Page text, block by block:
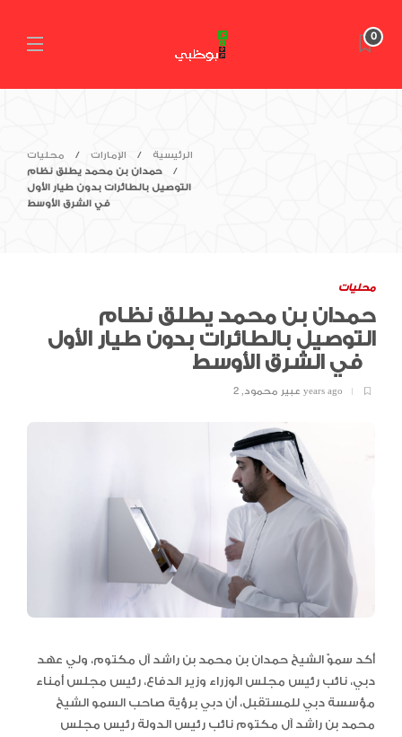
0
الرئيسية الإمارات
محليات
حمدان بن محمد يطلق نظام
التوصيل بالطائرات بدون طيار الأول
في الشرق الأوسط
محليات
حمدان بن محمد يطلق نظام
التوصيل بالطائرات بدون طيار الأول
في الشرق الأوسط
عبير محمود, 2 years ago
أكد سموّ الشيخ حمدان بن محمد بن راشد آل مكتوم، ولي عهد
دبي، نائب رئيس مجلس الوزراء وزير الدفاع، رئيس مجلس أمناء
مؤسسة دبي للمستقبل، أن دبي برؤية صاحب السمو الشيخ
محمد بن راشد آل مكتوم نائب رئيس الدولة رئيس مجلس